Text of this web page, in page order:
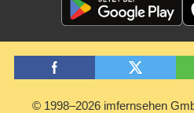
© 1998–2026 imfernsehen